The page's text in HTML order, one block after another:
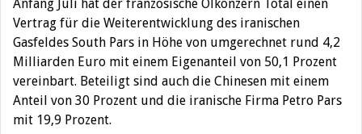
Anfang Juli hat der französische Ölkonzern Total einen
Vertrag für die Weiterentwicklung des iranischen
Gasfeldes South Pars in Höhe von umgerechnet rund 4,2
Milliarden Euro mit einem Eigenanteil von 50,1 Prozent
vereinbart. Beteiligt sind auch die Chinesen mit einem
Anteil von 30 Prozent und die iranische Firma Petro Pars
mit 19,9 Prozent.